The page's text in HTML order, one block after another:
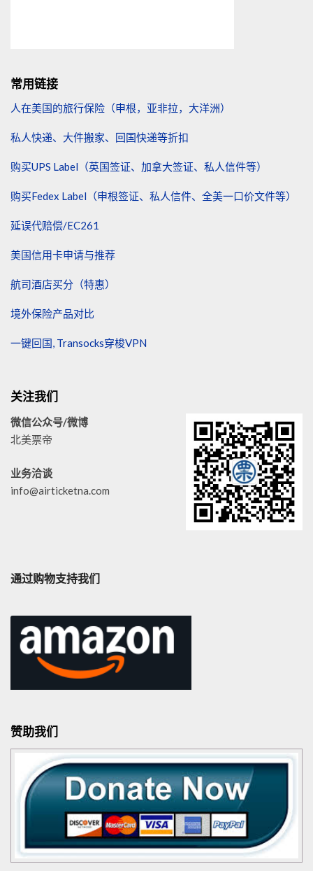
常用链接
人在美国的旅行保险（申根，亚非拉，大洋洲）
私人快递、大件搬家、回国快递等折扣
购买UPS Label（英国签证、加拿大签证、私人信件等）
购买Fedex Label（申根签证、私人信件、全美一口价文件等）
延误代赔偿/EC261
美国信用卡申请与推荐
航司酒店买分（特惠）
境外保险产品对比
一键回国, Transocks穿梭VPN
关注我们
微信公众号/微博
北美票帝
业务洽谈
info@airticketna.com
通过购物支持我们
赞助我们